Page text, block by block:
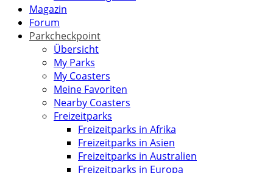
Magazin
Forum
Parkcheckpoint
Übersicht
My Parks
My Coasters
Meine Favoriten
Nearby Coasters
Freizeitparks
Freizeitparks in Afrika
Freizeitparks in Asien
Freizeitparks in Australien
Freizeitparks in Europa